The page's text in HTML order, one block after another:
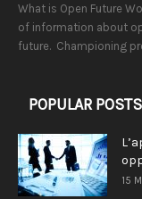
What is Open Future
of information about
future. Championing
POPULAR POSTS
15